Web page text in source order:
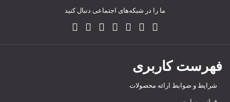
ما را در شبکه‌های اجتماعی دنبال کنید
فهرست کاربری
شرایط و ضوابط ارائه محصولات